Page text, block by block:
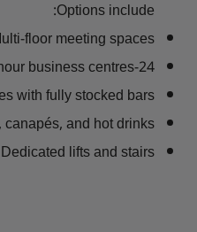
Options include:
floor meeting spaces
24-hour business centres
with fully stocked bars
and hot drinks
Dedicated lifts and stairs